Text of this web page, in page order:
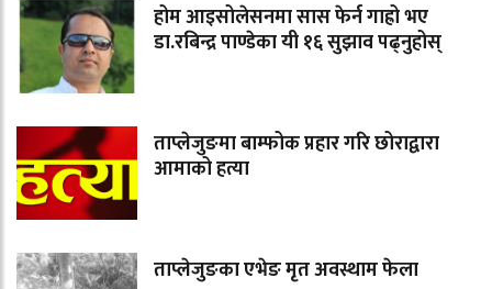
होम आइसोलेसनमा सास फेर्न गाह्रो भए
डा.रबिन्द्र पाण्डेका यी १६ सुझाव पढ्नुहोस्
ताप्लेजुङमा बाम्फोक प्रहार गरि छोराद्वारा
आमाको हत्या
ताप्लेजुङका एभेङ मृत अवस्थाम फेला